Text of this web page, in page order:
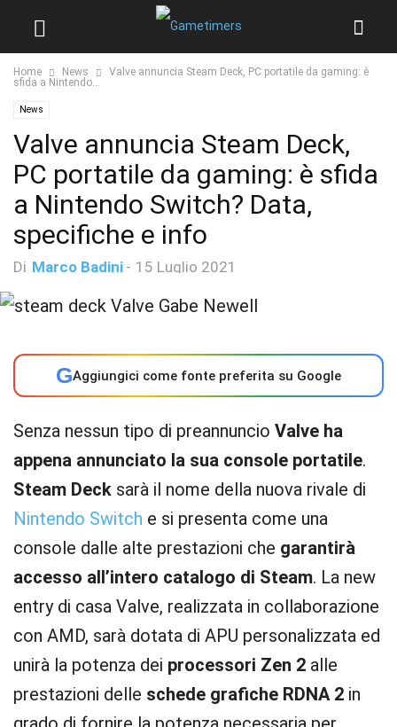
Home News
Valve annuncia Steam Deck, PC portatile da gaming: è
sfida a Nintendo...
News
Valve annuncia Steam Deck,
PC portatile da gaming: è sfida
a Nintendo Switch? Data,
specifiche e info
Di Marco Badini - 15 Luglio 2021
GAggiungici come fonte preferita su Google
Senza nessun tipo di preannuncio Valve ha
appena annunciato la sua console portatile.
Steam Deck sarà il nome della nuova rivale di
Nintendo Switch e si presenta come una
console dalle alte prestazioni che garantirà
accesso all’intero catalogo di Steam. La new
entry di casa Valve, realizzata in collaborazione
con AMD, sarà dotata di APU personalizzata ed
unirà la potenza dei processori Zen 2 alle
prestazioni delle schede grafiche RDNA 2 in